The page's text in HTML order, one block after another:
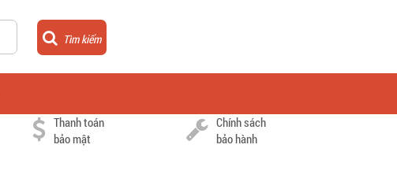
Tìm kiếm
Thanh toán
bảo mật
Chính sách
bảo hành